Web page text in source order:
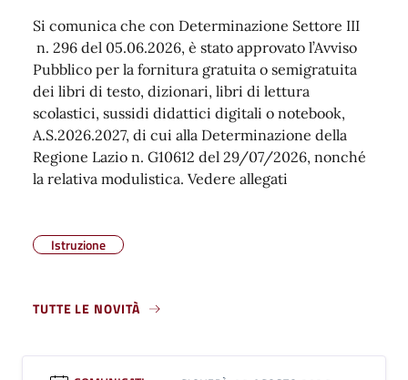
Si comunica che con Determinazione Settore III
n. 296 del 05.06.2026, è stato approvato l’Avviso
Pubblico per la fornitura gratuita o semigratuita
dei libri di testo, dizionari, libri di lettura
scolastici, sussidi didattici digitali o notebook,
A.S.2026.2027, di cui alla Determinazione della
Regione Lazio n. G10612 del 29/07/2026, nonché
la relativa modulistica. Vedere allegati
Istruzione
TUTTE LE NOVITÀ